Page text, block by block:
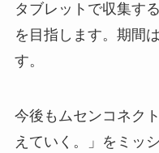
タブレットで収集す
を目指します。期間
す。
今後もムセンコネク
えていく。」をミッ